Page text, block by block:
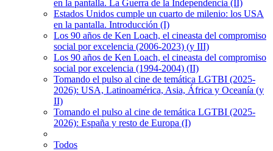
en la pantalla. La Guerra de la Independencia (II)
Estados Unidos cumple un cuarto de milenio: los USA
en la pantalla. Introducción (I)
Los 90 años de Ken Loach, el cineasta del compromiso
social por excelencia (2006-2023) (y III)
Los 90 años de Ken Loach, el cineasta del compromiso
social por excelencia (1994-2004) (II)
Tomando el pulso al cine de temática LGTBI (2025-
2026): USA, Latinoamérica, Asia, África y Oceanía (y
II)
Tomando el pulso al cine de temática LGTBI (2025-
2026): España y resto de Europa (I)
Todos